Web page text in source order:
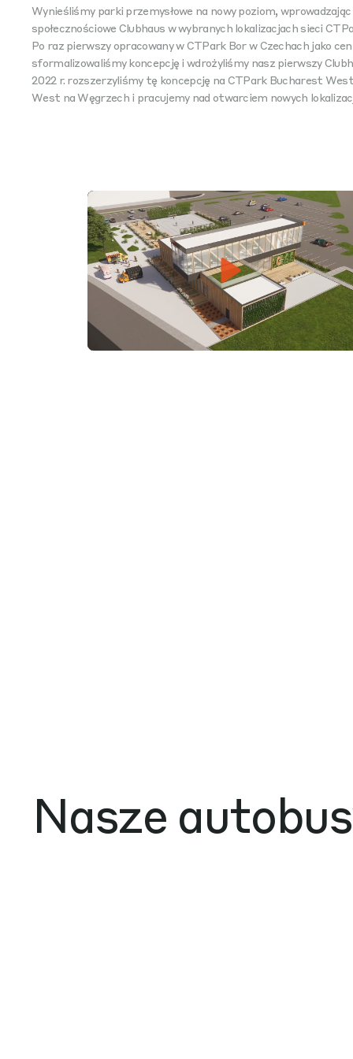
Wynieśliśmy parki przemysłowe na nowy poziom,
społecznościowe Clubhaus w wybranych lokalizacjach sieci
Po raz pierwszy opracowany w CTPark Bor w Czechach jako
sformalizowaliśmy koncepcję i wdrożyliśmy nasz pierwszy
2022 r. rozszerzyliśmy tę koncepcję na CTPark Bucharest
West na Węgrzech i pracujemy nad otwarciem nowych
Mute
Play
Nasze